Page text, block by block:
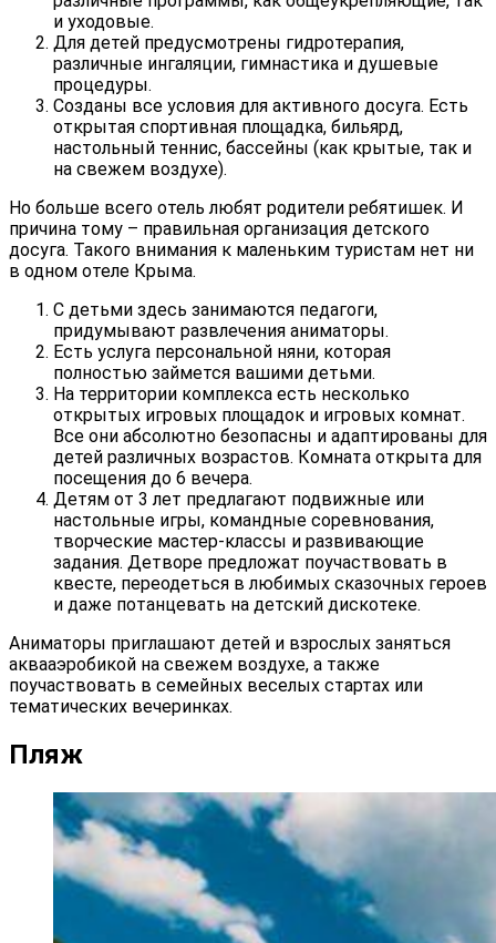
и уходовые.
Для детей предусмотрены гидротерапия,
различные ингаляции, гимнастика и душевые
процедуры.
Созданы все условия для активного досуга. Есть
открытая спортивная площадка, бильярд,
настольный теннис, бассейны (как крытые, так и
на свежем воздухе).
Но больше всего отель любят родители ребятишек. И
причина тому – правильная организация детского
досуга. Такого внимания к маленьким туристам нет ни
в одном отеле Крыма.
С детьми здесь занимаются педагоги,
придумывают развлечения аниматоры.
Есть услуга персональной няни, которая
полностью займется вашими детьми.
На территории комплекса есть несколько
открытых игровых площадок и игровых комнат.
Все они абсолютно безопасны и адаптированы для
детей различных возрастов. Комната открыта для
посещения до 6 вечера.
Детям от 3 лет предлагают подвижные или
настольные игры, командные соревнования,
творческие мастер-классы и развивающие
задания. Детворе предложат поучаствовать в
квесте, переодеться в любимых сказочных героев
и даже потанцевать на детский дискотеке.
Аниматоры приглашают детей и взрослых заняться
аквааэробикой на свежем воздухе, а также
поучаствовать в семейных веселых стартах или
тематических вечеринках.
Пляж